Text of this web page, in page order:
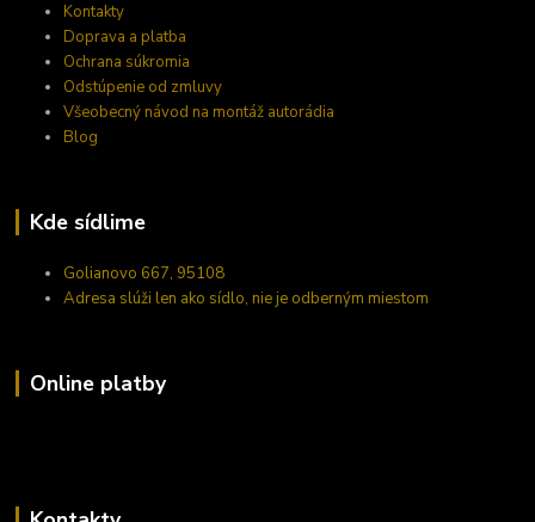
Kontakty
Doprava a platba
Ochrana súkromia
Odstúpenie od zmluvy
Všeobecný návod na montáž autorádia
Blog
Kde sídlime
Golianovo 667, 95108
Adresa slúži len ako sídlo, nie je odberným miestom
Online platby